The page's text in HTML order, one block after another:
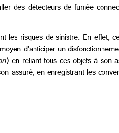
des détecteurs de fumée
les risques de sinistre. En
d’anticiper un
) en reliant tous ces objets à son
assuré, en enregistrant les